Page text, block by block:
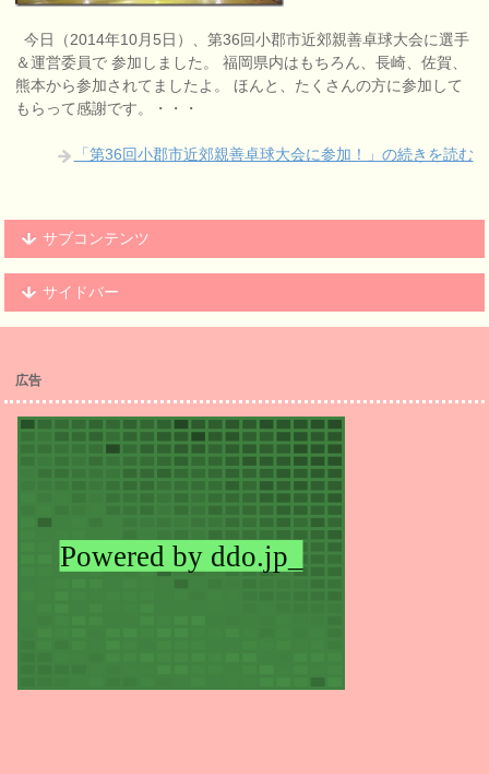
今日（2014年10月5日）、第36回小郡市近郊親善卓球大会に選手
＆運営委員で 参加しました。 福岡県内はもちろん、長崎、佐賀、
熊本から参加されてましたよ。 ほんと、たくさんの方に参加して
もらって感謝です。・・・
「第36回小郡市近郊親善卓球大会に参加！」の続きを読む
サブコンテンツ
サイドバー
広告